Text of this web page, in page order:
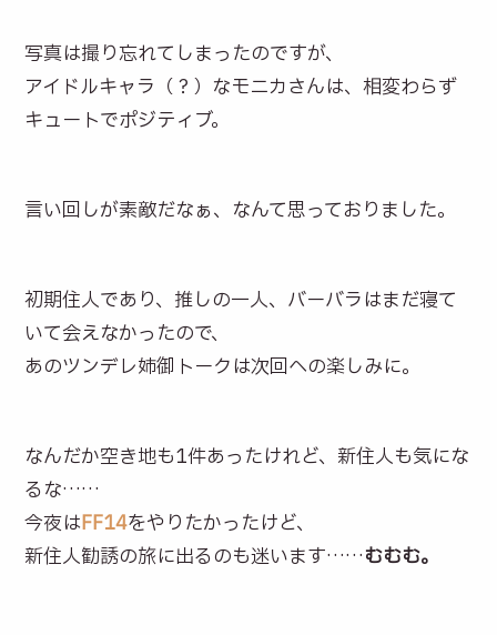
写真は撮り忘れてしまったのですが、
アイドルキャラ（？）なモニカさんは、相変わらず
キュートでポジティブ。
言い回しが素敵だなぁ、なんて思っておりました。
初期住人であり、推しの一人、バーバラはまだ寝て
いて会えなかったので、
あのツンデレ姉御トークは次回への楽しみに。
なんだか空き地も1件あったけれど、新住人も気にな
るな……
今夜はFF14をやりたかったけど、
新住人勧誘の旅に出るのも迷います……むむむ。